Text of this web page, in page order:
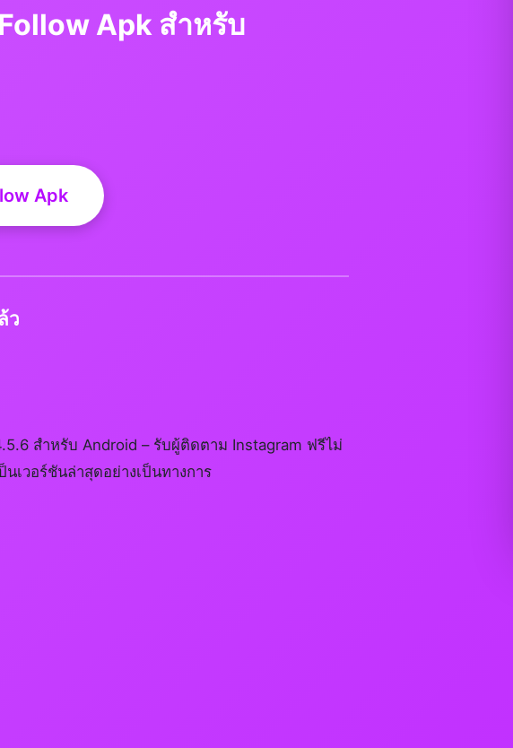
Apk สำหรับ
Apk
ว
สำหรับ Android – รับผู้ติดตาม Instagram ฟรีไม่
เวอร์ชันล่าสุดอย่างเป็นทางการ